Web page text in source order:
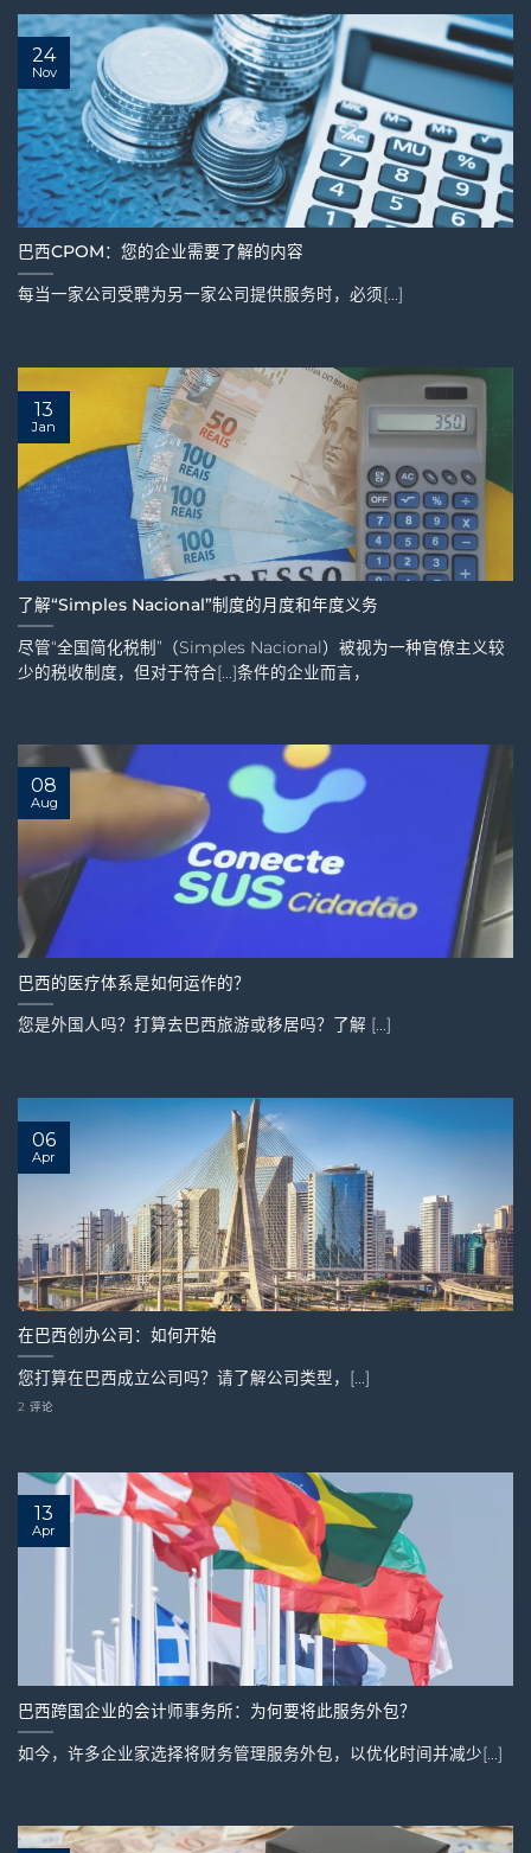
巴西CPOM：您的企业需要了解的内容
每当一家公司受聘为另一家公司提供服务时，必须[...]
24
Nov
了解“Simples Nacional”制度的月度和年度义务
尽管“全国简化税制”（Simples Nacional）被视为一种官僚主义较
少的税收制度，但对于符合[...]条件的企业而言，
13
Jan
巴西的医疗体系是如何运作的？
您是外国人吗？打算去巴西旅游或移居吗？了解 [...]
08
Aug
在巴西创办公司：如何开始
您打算在巴西成立公司吗？请了解公司类型，[...]
2 评论
06
Apr
巴西跨国企业的会计师事务所：为何要将此服务外包？
如今，许多企业家选择将财务管理服务外包，以优化时间并减少[...]
13
Apr